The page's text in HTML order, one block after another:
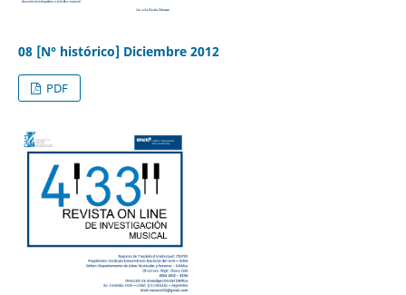
08 [N° histórico] Diciembre 2012
PDF